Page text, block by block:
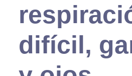
difícil,